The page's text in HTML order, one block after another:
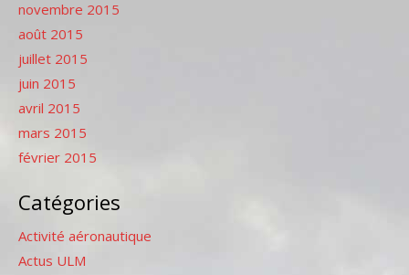
novembre 2015
août 2015
juillet 2015
juin 2015
avril 2015
mars 2015
février 2015
Catégories
Activité aéronautique
Actus ULM